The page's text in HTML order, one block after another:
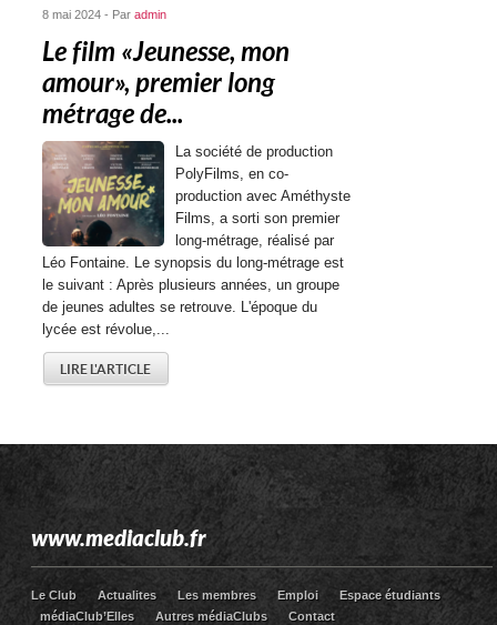
8 mai 2024 - Paradmin
Le film « Jeunesse, mon
amour », premier long
métrage de...
La société de production
PolyFilms, en co-
production avec Améthyste
Films, a sorti son premier
long-métrage, réalisé par
Léo Fontaine. Le synopsis du long-métrage est
le suivant : Après plusieurs années, un groupe
de jeunes adultes se retrouve. L'époque du
lycée est révolue,...
LIRE L'ARTICLE
www.mediaclub.fr
Le Club Actualites Les membres Emploi
Espace étudiants
médiaClub’Elles
Autres médiaClubs Contact